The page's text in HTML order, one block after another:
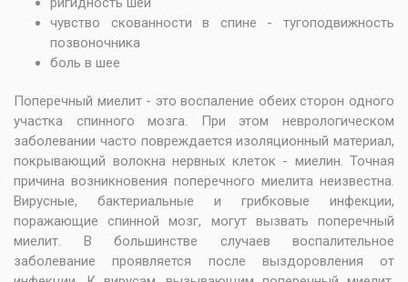
чувство скованности в спине - тугоподвижность
позвоночника
боль в шее
Поперечный миелит - это воспаление обеих сторон одного
участка спинного мозга. При этом неврологическом
заболевании часто повреждается изоляционный материал,
покрывающий волокна нервных клеток - миелин. Точная
причина возникновения поперечного миелита неизвестна.
Вирусные, бактериальные и грибковые инфекции,
поражающие спинной мозг, могут вызвать поперечный
миелит. В большинстве случаев воспалительное
заболевание проявляется после выздоровления от